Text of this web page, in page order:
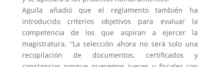
Aguila añadió que el reglamento también ha
introducido criterios objetivos para evaluar la
competencia de los que aspiran a ejercer la
magistratura. “La selección ahora no será solo una
recopilación de documentos, certificados y